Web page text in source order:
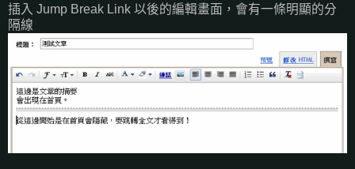
插入 Jump Break Link 以後的編輯畫面，會有一條明顯的分
隔線